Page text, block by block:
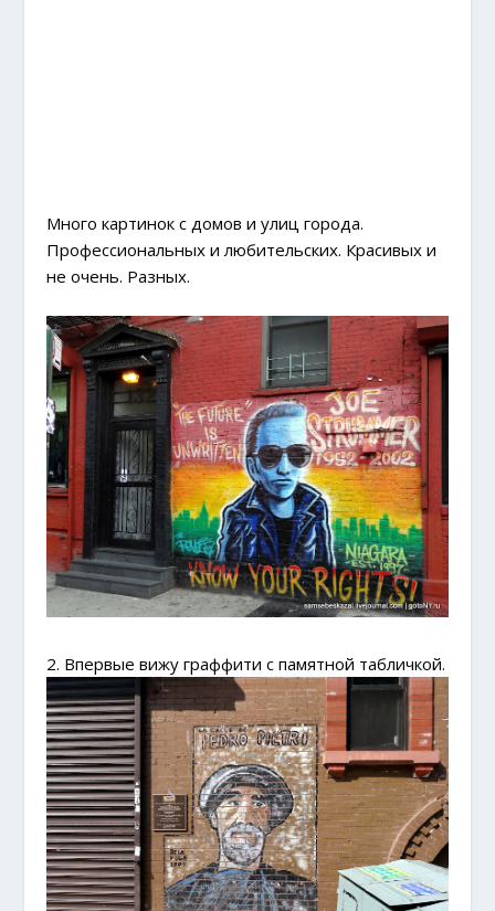
Много картинок с домов и улиц города.
Профессиональных и любительских. Красивых и
не очень. Разных.
2. Впервые вижу граффити с памятной табличкой.